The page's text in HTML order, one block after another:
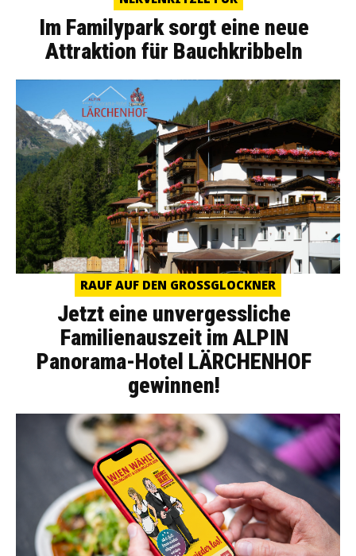
Im Familypark sorgt eine neue
Attraktion für Bauchkribbeln
RAUF AUF DEN GROSSGLOCKNER
Jetzt eine unvergessliche
Familienauszeit im ALPIN
Panorama-Hotel LÄRCHENHOF
gewinnen!